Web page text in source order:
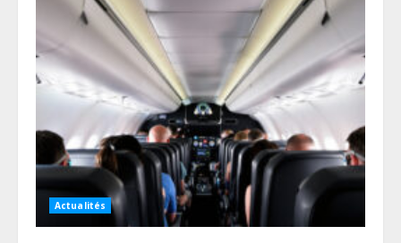
Actualités